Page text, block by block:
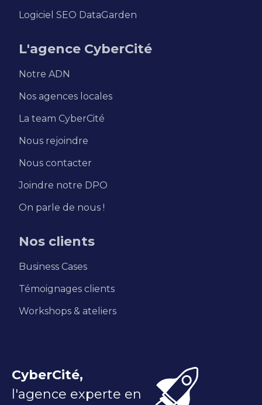
Logiciel SEO DataGarden
L'agence CyberCité
Notre ADN
Nos agences locales
La team CyberCité
Nous rejoindre
Nous contacter
Joindre notre DPO
On parle de nous !
Nos clients
Business Cases
Témoignages clients
Workshops & ateliers
CyberCité,
l'agence experte en